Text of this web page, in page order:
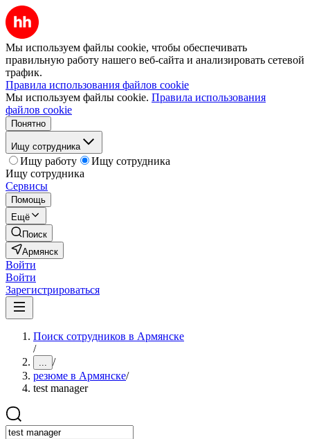
Мы используем файлы cookie, чтобы обеспечивать
правильную работу нашего веб-сайта и анализировать сетевой
трафик.
Правила использования файлов cookie
Мы используем файлы cookie. Правила использования
файлов cookie
Понятно
Ищу сотрудника
Ищу работу
Ищу сотрудника
Ищу сотрудника
Сервисы
Помощь
Ещё
Поиск
Армянск
Войти
Войти
Зарегистрироваться
Поиск сотрудников в Армянске
/
... /
резюме в Армянске/
test manager